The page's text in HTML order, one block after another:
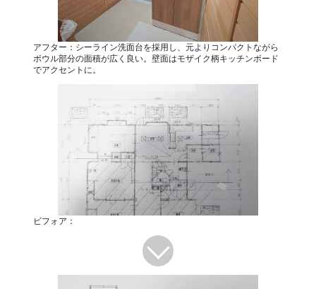
アフター：シーライン洗面台を採用し、元よりコンパクトながら
ボウル部分の面積が広く良い。壁面はモザイク柄キッチンボード
でアクセントに。
ビフォア：